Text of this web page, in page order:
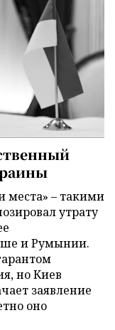
места» – такими
утрату
и Румынии.
но Киев
заявление
оно